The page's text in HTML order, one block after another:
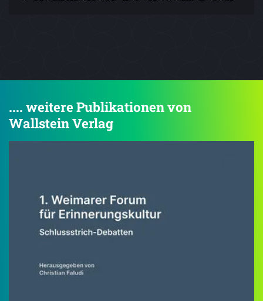
.... weitere Publikationen von
Wallstein Verlag